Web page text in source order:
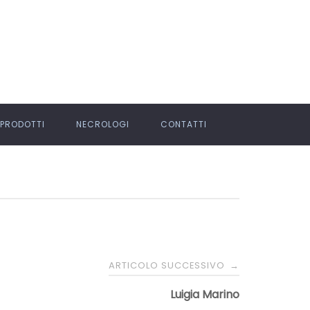
PRODOTTI NECROLOGI CONTATTI
ARTICOLO SUCCESSIVO →
Luigia Marino